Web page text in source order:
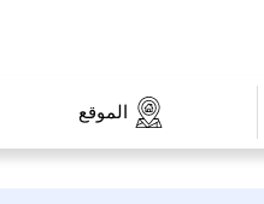
الموقع